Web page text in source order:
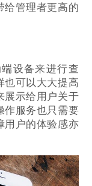
给管理者更高的
设备来进行查
也可以大大提高
展示给用户关于
作服务也只需要
用户的体验感亦